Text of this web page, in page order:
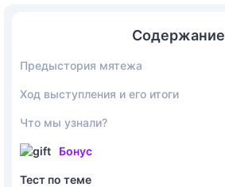
Содержание
Предыстория мятежа
Ход выступления и его итоги
Что мы узнали?
Бонус
Тест по теме